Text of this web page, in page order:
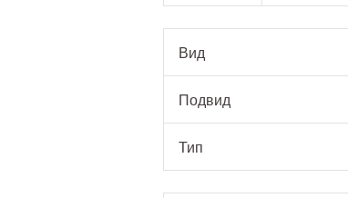
Вид
Подвид
Тип